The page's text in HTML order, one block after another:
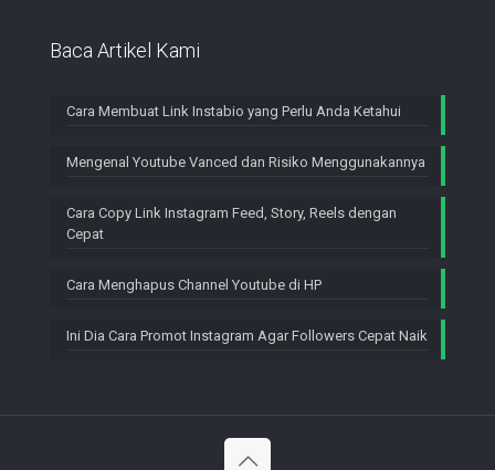
Baca Artikel Kami
Cara Membuat Link Instabio yang Perlu Anda Ketahui
Mengenal Youtube Vanced dan Risiko Menggunakannya
Cara Copy Link Instagram Feed, Story, Reels dengan
Cepat
Cara Menghapus Channel Youtube di HP
Ini Dia Cara Promot Instagram Agar Followers Cepat Naik